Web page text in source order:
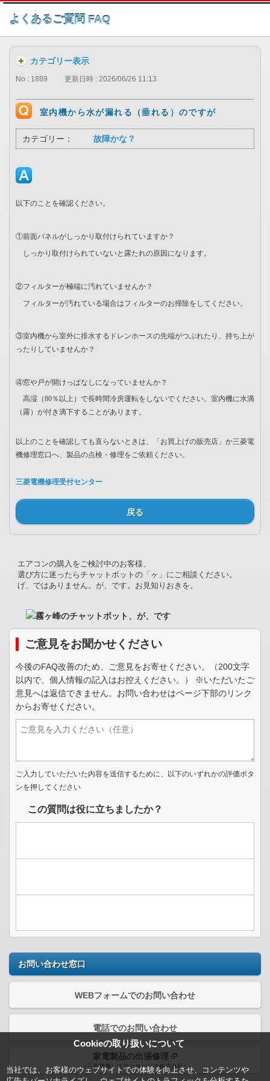
このページの本文へ
よくあるご質問 FAQ
Cookieの取り扱いについて
当社では、お客様のウェブサイトでの体験を向上させ、コンテンツや
カテゴリー表示
No : 1889 更新日時 : 2026/06/26 11:13
室内機から水が漏れる（垂れる）のですが
カテゴリー： 故障かな？
以下のことを確認ください。
①前面パネルがしっかり取付けられていますか？
しっかり取付けられていないと露たれの原因になります。
②フィルターが極端に汚れていませんか？
フィルターが汚れている場合はフィルターのお掃除をしてください。
③室内機から室外に排水するドレンホースの先端がつぶれたり、持ち上が
ったりしていませんか？
④窓や戸が開けっぱなしになっていませんか？
高湿（80％以上）で長時間冷房運転をしないでください。室内機に水滴
（露）が付き滴下することがあります。
以上のことを確認しても直らないときは、「お買上げの販売店」か三菱電
機修理窓口へ、製品の点検・修理をご依頼ください。
三菱電機修理受付センター
戻る
エアコンの購入をご検討中のお客様、
選び方に迷ったらチャットボットの「ヶ」にご相談ください。
げ、ではありません。が、です。お見知りおきを。
ご意見をお聞かせください
今後のFAQ改善のため、ご意見をお寄せください。（200文字
以内で、個人情報の記入はお控えください。） ※いただいたご
意見へは返信できません。お問い合わせはページ下部のリンク
からお寄せください。
ご入力していただいた内容を送信するために、以下のいずれかの評価ボタ
ンを押してください
この質問は役に立ちましたか？
お問い合わせ窓口
WEBフォームでのお問い合わせ
電話でのお問い合わせ
家電製品の出張修理
（三菱電機システムサービス株式会社）